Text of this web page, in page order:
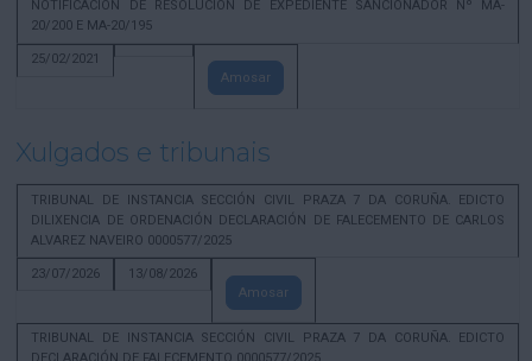
NOTIFICACION DE RESOLUCION DE EXPEDIENTE SANCIONADOR Nº MA-
20/200 E MA-20/195
25/02/2021
Amosar
Xulgados e tribunais
TRIBUNAL DE INSTANCIA SECCIÓN CIVIL PRAZA 7 DA CORUÑA. EDICTO
DILIXENCIA DE ORDENACIÓN DECLARACIÓN DE FALECEMENTO DE CARLOS
ALVAREZ NAVEIRO 0000577/2025
23/07/2026
13/08/2026
Amosar
TRIBUNAL DE INSTANCIA SECCIÓN CIVIL PRAZA 7 DA CORUÑA. EDICTO